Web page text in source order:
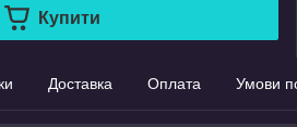
Купити
Доставка Оплата Умови